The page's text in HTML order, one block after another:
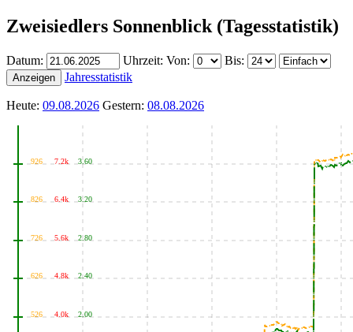
Zweisiedlers Sonnenblick (Tagesstatistik)
Datum: Uhrzeit: Von: Bis:
Anzeigen Jahresstatistik
Heute: 09.08.2026 Gestern: 08.08.2026
526
626
726
826
926
4.0k
4.8k
5.6k
6.4k
7.2k
2.00
2.40
2.80
3.20
3.60